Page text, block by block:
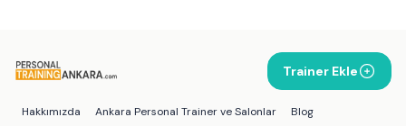
Trainer Ekle
Hakkımızda Ankara Personal Trainer ve Salonlar Blog